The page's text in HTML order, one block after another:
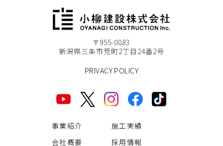
〒955-0083
新潟県三条市荒町2丁目24番2号
PRIVACY POLICY
事業紹介
施工実績
会社概要
採用情報